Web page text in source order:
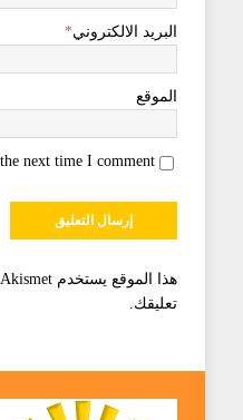
البريد الالكتروني*
الموقع
next time I comment.
هذا الموقع يستخدم Akismet للحدّ من التعليقات المزعجة والغير مرغوبة.
تعليقك.